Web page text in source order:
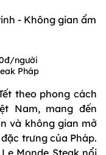
- Không gian ẩm
người
Pháp
theo phong cách
Nam, mang đến
và không gian mở
trưng của Pháp.